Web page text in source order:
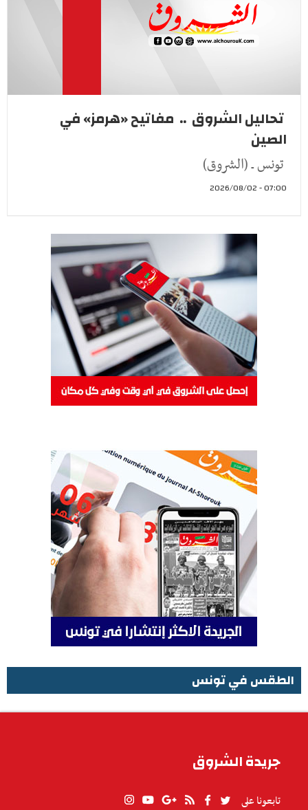
تحاليل الشروق .. مفاتيح «هرمز» في
الصين
تونس ـ (الشروق)
07:00 - 2026/08/02
الطقس في تونس
جريدة الشروق
تابعونا على